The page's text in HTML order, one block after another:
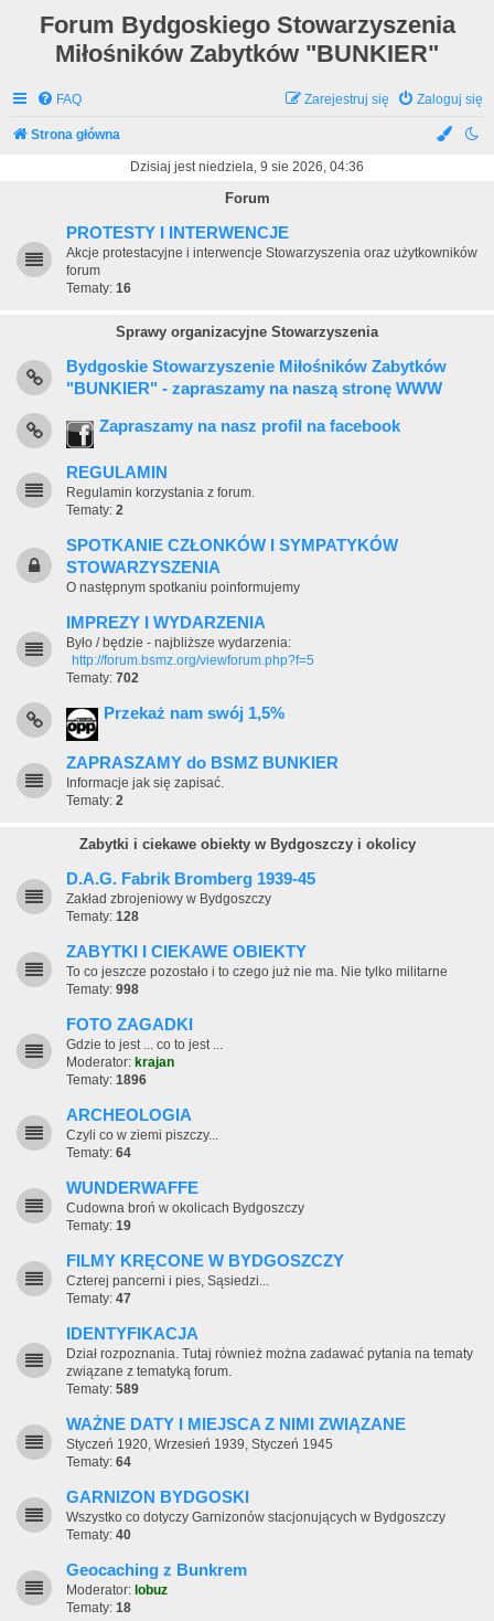
Forum Bydgoskiego Stowarzyszenia
Miłośników Zabytków "BUNKIER"
FAQ Zaloguj się
Zarejestruj się
Strona główna
Dzisiaj jest niedziela, 9 sie 2026, 04:36
Forum
PROTESTY I INTERWENCJE
Akcje protestacyjne i interwencje Stowarzyszenia oraz użytkowników
forum
Tematy: 16
Sprawy organizacyjne Stowarzyszenia
Bydgoskie Stowarzyszenie Miłośników Zabytków
"BUNKIER" - zapraszamy na naszą stronę WWW
Zapraszamy na nasz profil na facebook
REGULAMIN
Regulamin korzystania z forum.
Tematy: 2
SPOTKANIE CZŁONKÓW I SYMPATYKÓW
STOWARZYSZENIA
O następnym spotkaniu poinformujemy
IMPREZY I WYDARZENIA
Było / będzie - najbliższe wydarzenia:
http://forum.bsmz.org/viewforum.php?f=5
Tematy: 702
Przekaż nam swój 1,5%
ZAPRASZAMY do BSMZ BUNKIER
Informacje jak się zapisać.
Tematy: 2
Zabytki i ciekawe obiekty w Bydgoszczy i okolicy
D.A.G. Fabrik Bromberg 1939-45
Zakład zbrojeniowy w Bydgoszczy
Tematy: 128
ZABYTKI I CIEKAWE OBIEKTY
To co jeszcze pozostało i to czego już nie ma. Nie tylko militarne
Tematy: 998
FOTO ZAGADKI
Gdzie to jest ... co to jest ...
Moderator: krajan
Tematy: 1896
ARCHEOLOGIA
Czyli co w ziemi piszczy...
Tematy: 64
WUNDERWAFFE
Cudowna broń w okolicach Bydgoszczy
Tematy: 19
FILMY KRĘCONE W BYDGOSZCZY
Czterej pancerni i pies, Sąsiedzi...
Tematy: 47
IDENTYFIKACJA
Dział rozpoznania. Tutaj również można zadawać pytania na tematy
związane z tematyką forum.
Tematy: 589
WAŻNE DATY I MIEJSCA Z NIMI ZWIĄZANE
Styczeń 1920, Wrzesień 1939, Styczeń 1945
Tematy: 64
GARNIZON BYDGOSKI
Wszystko co dotyczy Garnizonów stacjonujących w Bydgoszczy
Tematy: 40
Geocaching z Bunkrem
Moderator: lobuz
Tematy: 18